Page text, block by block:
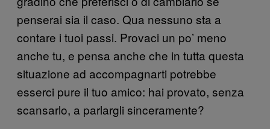
penserai sia il caso. Qua nessuno sta a
contare i tuoi passi. Provaci un po’ meno
anche tu, e pensa anche che in tutta questa
situazione ad accompagnarti potrebbe
esserci pure il tuo amico: hai provato, senza
scansarlo, a parlargli sinceramente?